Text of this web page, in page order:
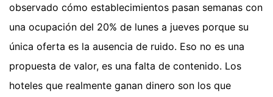
observado cómo establecimientos pasan semanas con
una ocupación del 20% de lunes a jueves porque su
única oferta es la ausencia de ruido. Eso no es una
propuesta de valor, es una falta de contenido. Los
hoteles que realmente ganan dinero son los que